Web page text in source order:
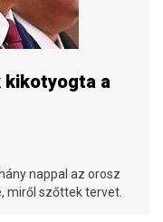
kikotyogta a
nappal az orosz
miről szőttek tervet.